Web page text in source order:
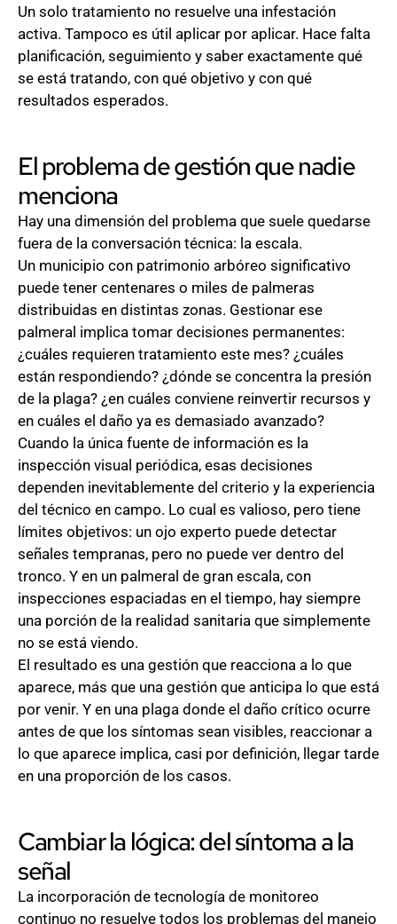
Un solo tratamiento no resuelve una infestación
activa. Tampoco es útil aplicar por aplicar. Hace falta
planificación, seguimiento y saber exactamente qué
se está tratando, con qué objetivo y con qué
resultados esperados.
El problema de gestión que nadie
menciona
Hay una dimensión del problema que suele quedarse
fuera de la conversación técnica: la escala.
Un municipio con patrimonio arbóreo significativo
puede tener centenares o miles de palmeras
distribuidas en distintas zonas. Gestionar ese
palmeral implica tomar decisiones permanentes:
¿cuáles requieren tratamiento este mes? ¿cuáles
están respondiendo? ¿dónde se concentra la presión
de la plaga? ¿en cuáles conviene reinvertir recursos y
en cuáles el daño ya es demasiado avanzado?
Cuando la única fuente de información es la
inspección visual periódica, esas decisiones
dependen inevitablemente del criterio y la experiencia
del técnico en campo. Lo cual es valioso, pero tiene
límites objetivos: un ojo experto puede detectar
señales tempranas, pero no puede ver dentro del
tronco. Y en un palmeral de gran escala, con
inspecciones espaciadas en el tiempo, hay siempre
una porción de la realidad sanitaria que simplemente
no se está viendo.
El resultado es una gestión que reacciona a lo que
aparece, más que una gestión que anticipa lo que está
por venir. Y en una plaga donde el daño crítico ocurre
antes de que los síntomas sean visibles, reaccionar a
lo que aparece implica, casi por definición, llegar tarde
en una proporción de los casos.
Cambiar la lógica: del síntoma a la
señal
La incorporación de tecnología de monitoreo
continuo no resuelve todos los problemas del manejo